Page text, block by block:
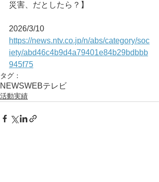
災害、だとしたら？】
2026/3/10
https://news.ntv.co.jp/n/abs/category/soc
iety/abd46c4b9d4a79401e84b29bdbbb
945f75
タグ：
NEWSWEBテレビ
活動実績